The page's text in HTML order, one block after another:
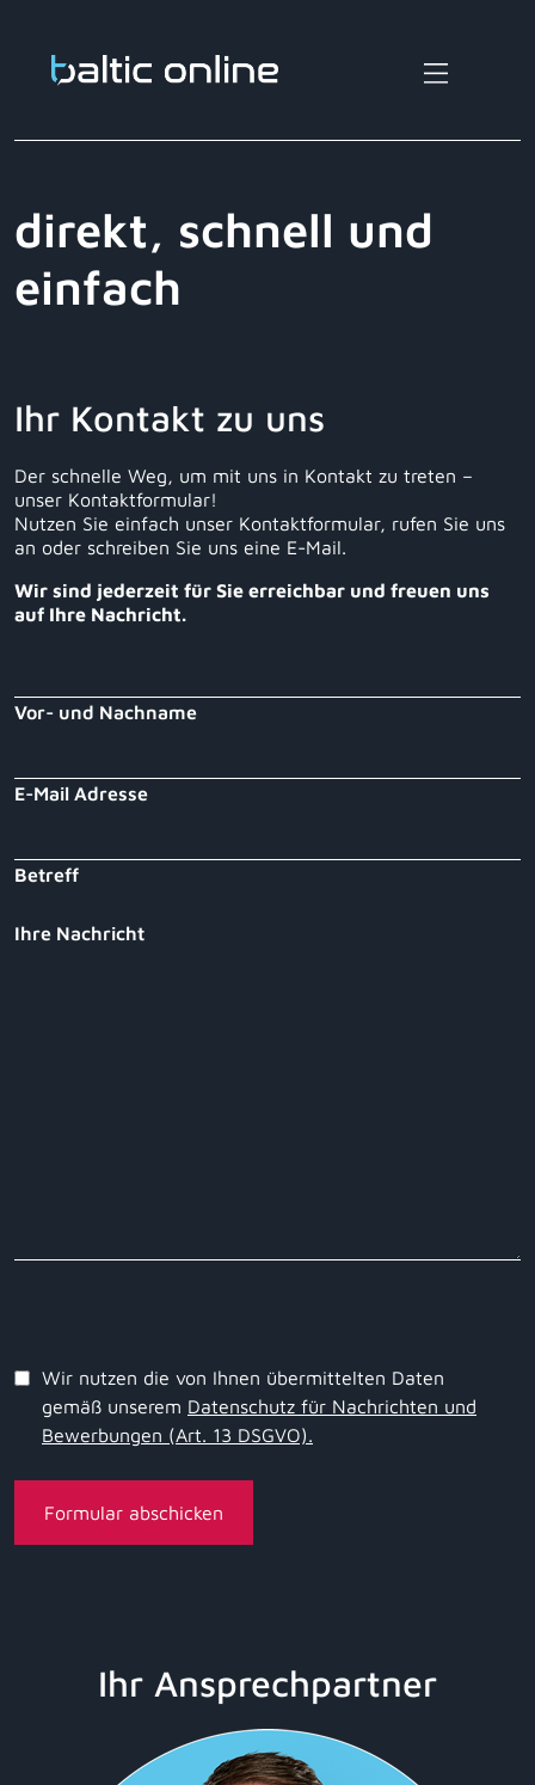
direkt, schnell und
einfach
Ihr Kontakt zu uns
Der schnelle Weg, um mit uns in Kontakt zu treten –
unser Kontaktformular!
Nutzen Sie einfach unser Kontaktformular, rufen Sie uns
an oder schreiben Sie uns eine E-Mail.
Wir sind jederzeit für Sie erreichbar und freuen uns
auf Ihre Nachricht.
Vor- und Nachname
E-Mail Adresse
Betreff
Ihre Nachricht
Wir nutzen die von Ihnen übermittelten Daten
gemäß unserem Datenschutz für Nachrichten und
Bewerbungen (Art. 13 DSGVO).
Formular abschicken
Ihr Ansprechpartner